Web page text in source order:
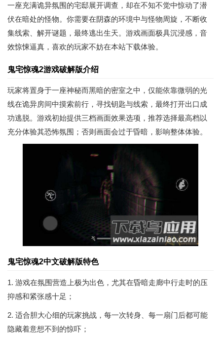
一座充满诡异氛围的宅邸展开调查，却在不知不觉中惊动了潜
伏在暗处的怪物。你需要在阴森的环境中与怪物周旋，不断收
集线索、解开谜题，最终逃出生天。游戏画面极具沉浸感，音
效惊悚逼真，喜欢的玩家不妨在本站下载体验。
鬼宅惊魂2游戏破解版介绍
玩家将置身于一座神秘而黑暗的密室之中，仅能依靠微弱的光
线在诡异房间中摸索前行，寻找钥匙与线索，最终打开出口成
功逃脱。游戏初始提供三档画面效果选项，推荐选择最高档以
充分体验其恐怖氛围；否则画面会过于昏暗，影响整体体验。
鬼宅惊魂2中文破解版特色
1. 游戏在氛围营造上极为出色，尤其在昏暗走廊中行走时的压
抑感和紧张感十足；
2. 适合胆大心细的玩家挑战，每一次转身、每一扇门后都可能
隐藏着意想不到的惊吓；